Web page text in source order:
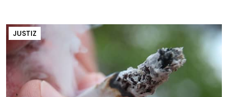
JUSTIZ